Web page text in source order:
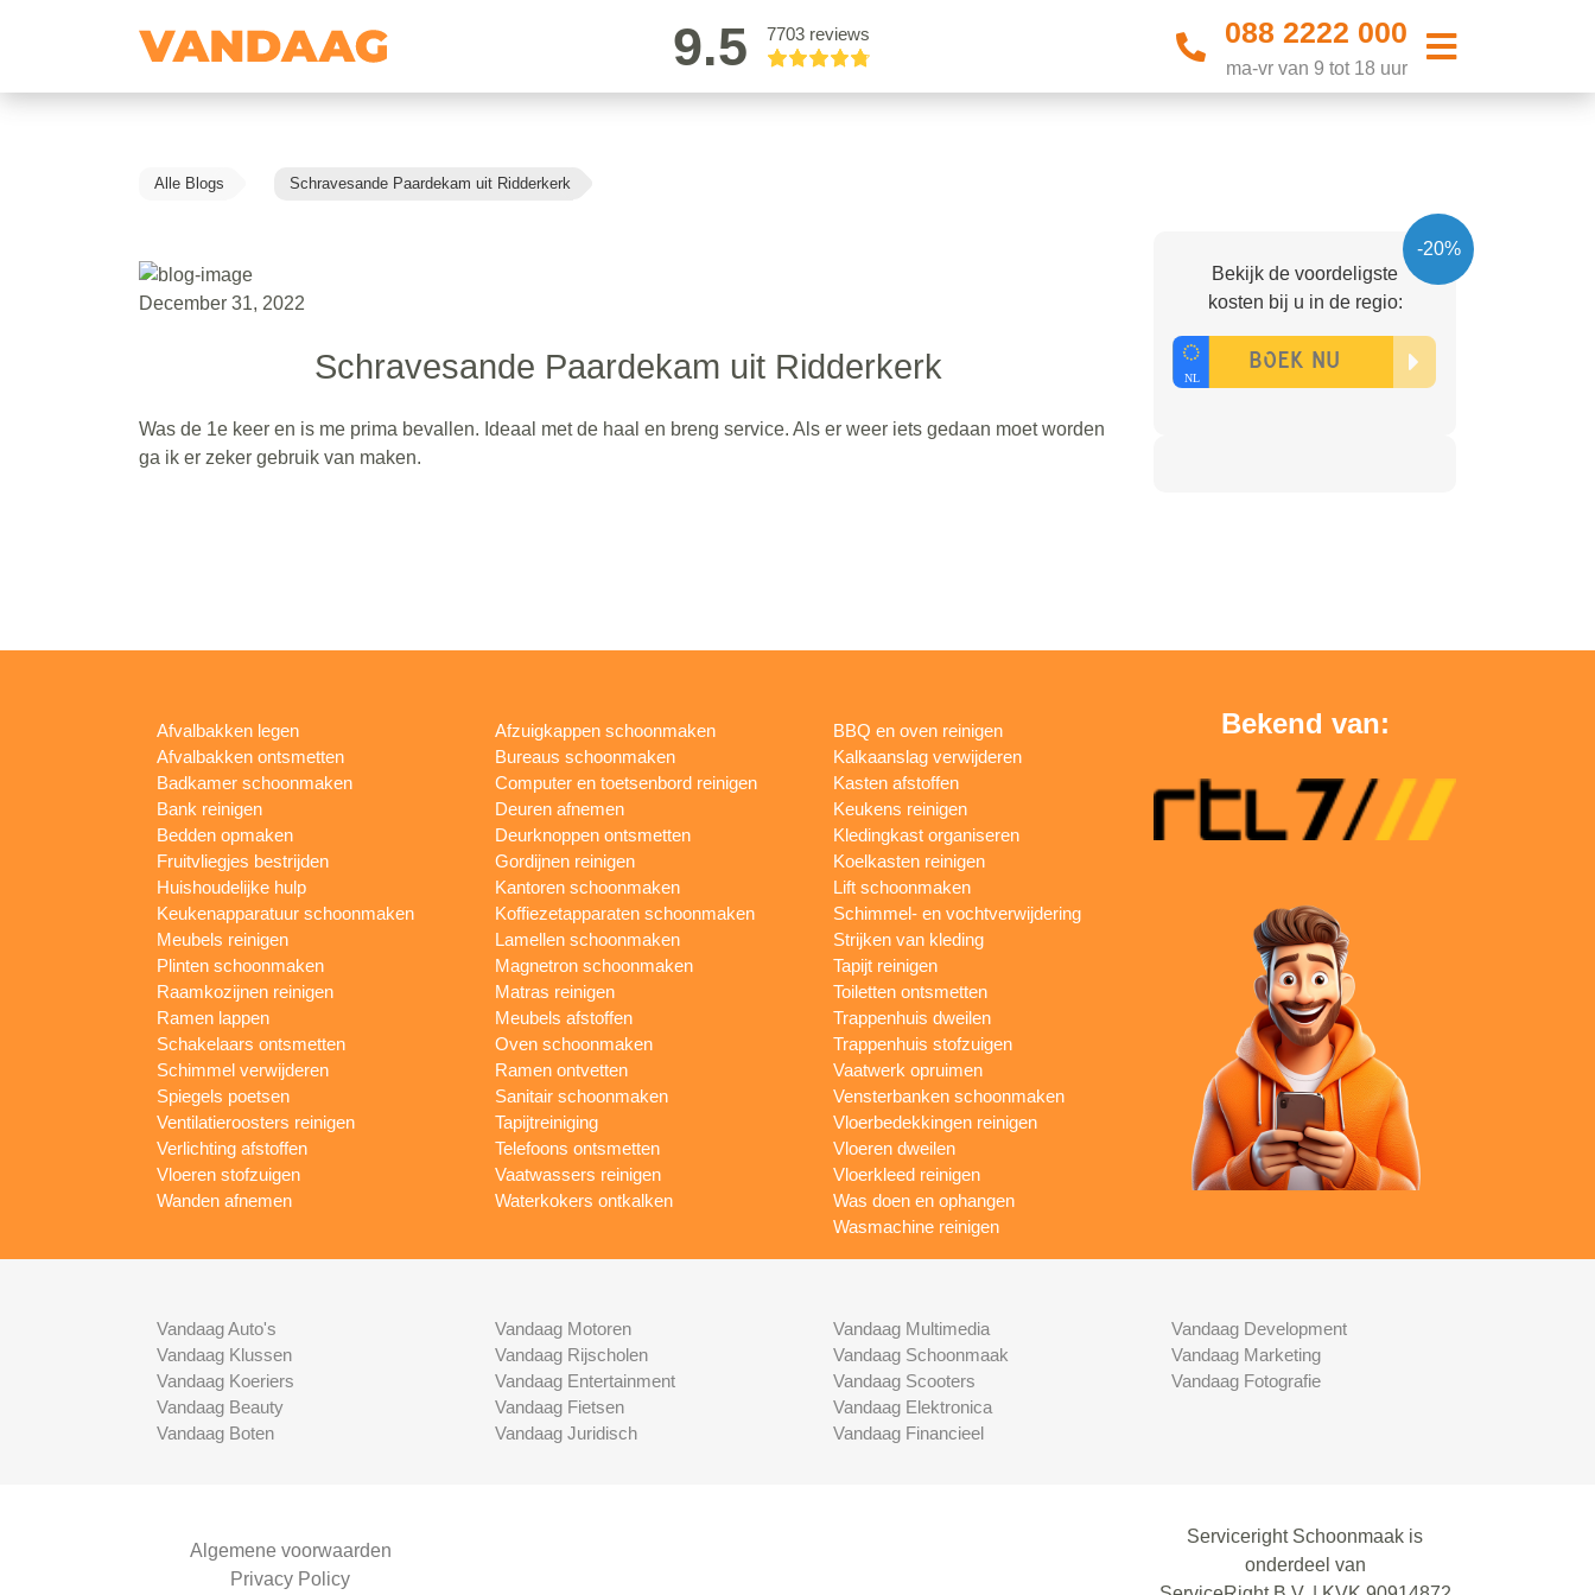
9.5 7703 reviews 088 2222 000
ma-vr van 9 tot 18 uur
Alle Blogs Schravesande Paardekam uit Ridderkerk
December 31, 2022
Schravesande Paardekam uit Ridderkerk
Was de 1e keer en is me prima bevallen. Ideaal met de haal en breng service. Als er weer iets gedaan moet worden
ga ik er zeker gebruik van maken.
-20%
Bekijk de voordeligste
kosten bij u in de regio:
Afvalbakken legen
Afvalbakken ontsmetten
Badkamer schoonmaken
Bank reinigen
Bedden opmaken
Fruitvliegjes bestrijden
Huishoudelijke hulp
Keukenapparatuur schoonmaken
Meubels reinigen
Plinten schoonmaken
Raamkozijnen reinigen
Ramen lappen
Schakelaars ontsmetten
Schimmel verwijderen
Spiegels poetsen
Ventilatieroosters reinigen
Verlichting afstoffen
Vloeren stofzuigen
Wanden afnemen
Afzuigkappen schoonmaken
Bureaus schoonmaken
Computer en toetsenbord reinigen
Deuren afnemen
Deurknoppen ontsmetten
Gordijnen reinigen
Kantoren schoonmaken
Koffiezetapparaten schoonmaken
Lamellen schoonmaken
Magnetron schoonmaken
Matras reinigen
Meubels afstoffen
Oven schoonmaken
Ramen ontvetten
Sanitair schoonmaken
Tapijtreiniging
Telefoons ontsmetten
Vaatwassers reinigen
Waterkokers ontkalken
BBQ en oven reinigen
Kalkaanslag verwijderen
Kasten afstoffen
Keukens reinigen
Kledingkast organiseren
Koelkasten reinigen
Lift schoonmaken
Schimmel- en vochtverwijdering
Strijken van kleding
Tapijt reinigen
Toiletten ontsmetten
Trappenhuis dweilen
Trappenhuis stofzuigen
Vaatwerk opruimen
Vensterbanken schoonmaken
Vloerbedekkingen reinigen
Vloeren dweilen
Vloerkleed reinigen
Was doen en ophangen
Wasmachine reinigen
Bekend van:
Vandaag Auto's
Vandaag Klussen
Vandaag Koeriers
Vandaag Beauty
Vandaag Boten
Vandaag Motoren
Vandaag Rijscholen
Vandaag Entertainment
Vandaag Fietsen
Vandaag Juridisch
Vandaag Multimedia
Vandaag Schoonmaak
Vandaag Scooters
Vandaag Elektronica
Vandaag Financieel
Vandaag Development
Vandaag Marketing
Vandaag Fotografie
Algemene voorwaarden
Privacy Policy
Serviceright Schoonmaak is
onderdeel van